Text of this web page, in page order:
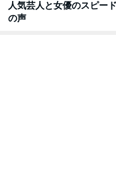
人気芸人と女優のスピー
の声